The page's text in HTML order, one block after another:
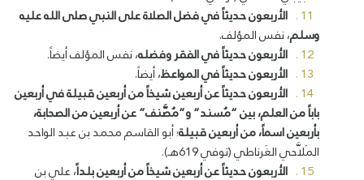
الأربعون حديثاً في فضل الصلاة على النبي صلى الله عليه
وسلم، نفس المؤلف.
الأربعون حديثاً في الفقر وفضله، نفس المؤلف أيضاً.
الأربعون حديثاً في المواعظ، أيضاً.
الأربعون حديثاً عن أربعين شيخاً من أربعين قبيلة في أربعين
باباً من العلم، بين “مُسند” و”مُصَّنف” عن أربعين من الصحابة،
بأربعين اسماً، من أربعين قبيلة؛ أبو القاسم محمد بن عبد الواحد
المَلاَّحي الغَرناطي (توفي 619هـ).
الأربعون حديثاً عن أربعين شيخاً من أربعين بلداً، علي بن